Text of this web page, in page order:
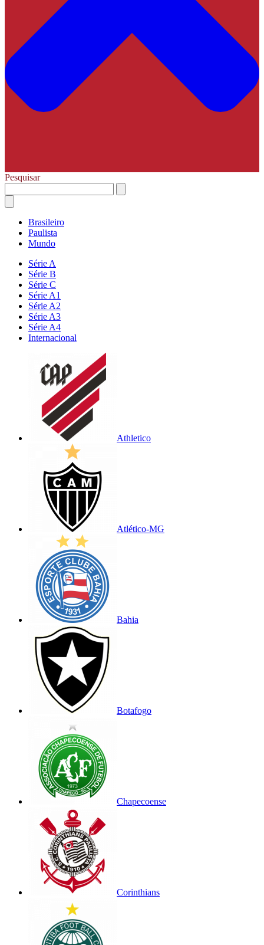
Pesquisar
Brasileiro
Paulista
Mundo
Série A
Série B
Série C
Série A1
Série A2
Série A3
Série A4
Internacional
Athletico
Atlético-MG
Bahia
Botafogo
Chapecoense
Corinthians